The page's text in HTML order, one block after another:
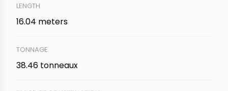
LENGTH
16.04 meters
TONNAGE
38.46 tonneaux